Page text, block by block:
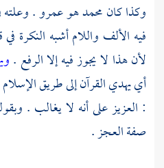
وكذا كان محمد هو عمرو . وعلته
فيه الألف واللام أشبه
لأن هذا لا يجوز فيه إلا الرفع .
أي يهدي القرآن إلى طريق
: العزيز على أنه لا يغالب .
صفة العجز .